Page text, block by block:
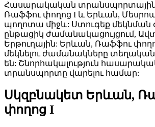
Հասարակական
Ռաֆֆու փողոց I և Երևան,
պողոտա միջև: Ստուգեք մեկնման
ընթացիկ ժամանակացույցում,
Երթուղային: Երևան, Ռաֆֆու
մեկնելու ժամանակները
են: Շնորհակալություն
տրանսպորտը վարելու համար:
Սկզբնակետ Երևան,
փողոց I